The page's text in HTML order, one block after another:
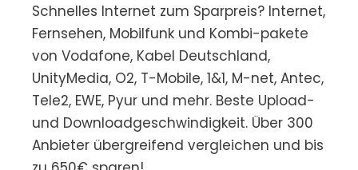
Schnelles Internet zum Sparpreis? Internet,
Fernsehen, Mobilfunk und Kombi-pakete
von Vodafone, Kabel Deutschland,
UnityMedia, O2, T-Mobile, 1&1, M-net, Antec,
Tele2, EWE, Pyur und mehr. Beste Upload-
und Downloadgeschwindigkeit. Über 300
Anbieter übergreifend vergleichen und bis